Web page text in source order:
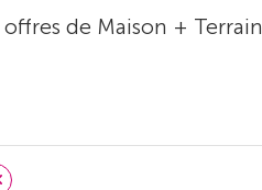
offres de Maison + Terrain